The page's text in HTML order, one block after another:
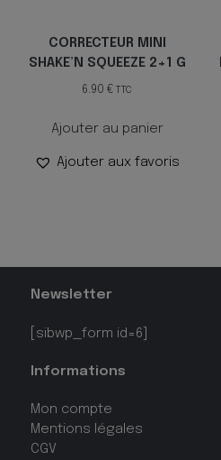
CORRECTEUR MINI
SHAKE’N SQUEEZE 2+1 G
6.90€ TTC
Ajouter au panier
Ajouter aux favoris
Newsletter
[sibwp_form id=6]
Informations
Mon compte
Mentions légales
CGV